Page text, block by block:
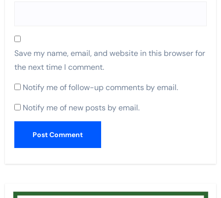
Save my name, email, and website in this browser for
the next time I comment.
Notify me of follow-up comments by email.
Notify me of new posts by email.